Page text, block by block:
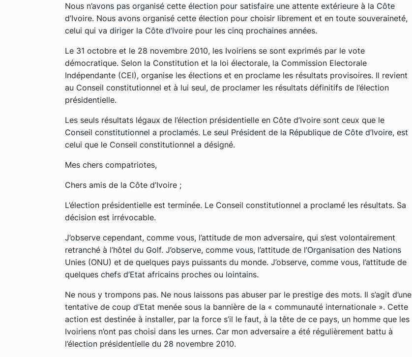
Nous n’avons pas organisé cette élection pour satisfaire une attente extérieure à la Côte
d’Ivoire. Nous avons organisé cette élection pour choisir librement et en toute souveraineté,
celui qui va diriger la Côte d’Ivoire pour les cinq prochaines années.
Le 31 octobre et le 28 novembre 2010, les Ivoiriens se sont exprimés par le vote
démocratique. Selon la Constitution et la loi électorale, la Commission Electorale
Indépendante (CEI), organise les élections et en proclame les résultats provisoires. Il revient
au Conseil constitutionnel et à lui seul, de proclamer les résultats définitifs de l’élection
présidentielle.
Les seuls résultats légaux de l’élection présidentielle en Côte d’Ivoire sont ceux que le
Conseil constitutionnel a proclamés. Le seul Président de la République de Côte d’Ivoire, est
celui que le Conseil constitutionnel a désigné.
Mes chers compatriotes,
Chers amis de la Côte d’Ivoire ;
L’élection présidentielle est terminée. Le Conseil constitutionnel a proclamé les résultats. Sa
décision est irrévocable.
J’observe cependant, comme vous, l’attitude de mon adversaire, qui s’est volontairement
retranché à l’hôtel du Golf. J’observe, comme vous, l’attitude de l’Organisation des Nations
Unies (ONU) et de quelques pays puissants du monde. J’observe, comme vous, l’attitude de
quelques chefs d’Etat africains proches ou lointains.
Ne nous y trompons pas. Ne nous laissons pas abuser par le prestige des mots. Il s’agit d’une
tentative de coup d’Etat menée sous la bannière de la « communauté internationale ». Cette
action est destinée à installer, par la force s’il le faut, à la tête de ce pays, un homme que les
Ivoiriens n’ont pas choisi dans les urnes. Car mon adversaire a été régulièrement battu à
l’élection présidentielle du 28 novembre 2010.